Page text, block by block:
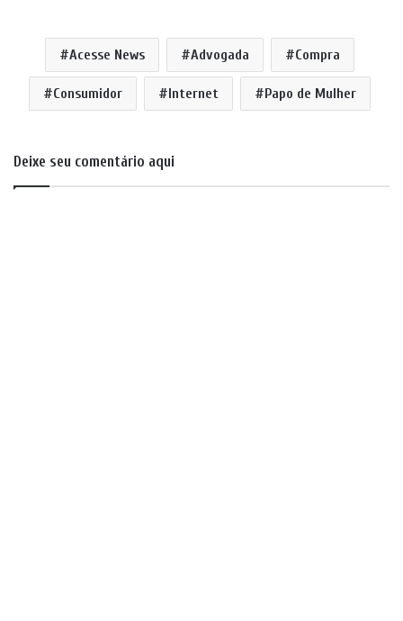
Acesse News Advogada Compra
Consumidor Internet Papo de Mulher
Deixe seu comentário aqui